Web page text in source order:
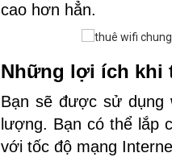
cao hơn hẳn.
Những lợi ích khi
Bạn sẽ được sử dụng
lượng. Bạn có thể lắp
với tốc độ mạng